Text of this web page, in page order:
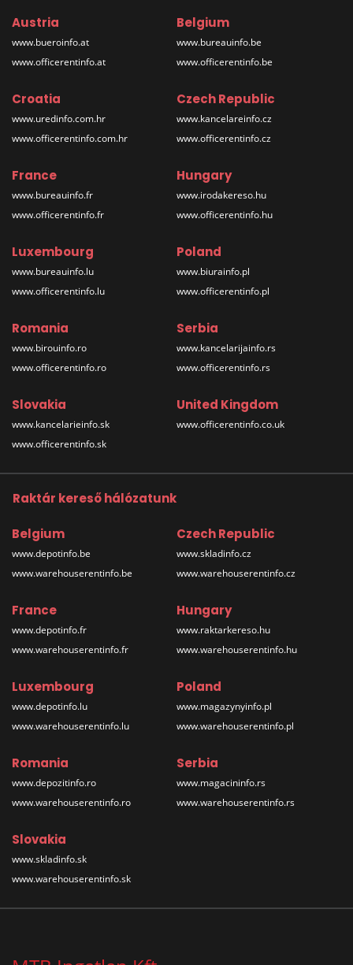
Austria
www.bueroinfo.at
www.officerentinfo.at
Belgium
www.bureauinfo.be
www.officerentinfo.be
Croatia
www.uredinfo.com.hr
www.officerentinfo.com.hr
Czech Republic
www.kancelareinfo.cz
www.officerentinfo.cz
France
www.bureauinfo.fr
www.officerentinfo.fr
Hungary
www.irodakereso.hu
www.officerentinfo.hu
Luxembourg
www.bureauinfo.lu
www.officerentinfo.lu
Poland
www.biurainfo.pl
www.officerentinfo.pl
Romania
www.birouinfo.ro
www.officerentinfo.ro
Serbia
www.kancelarijainfo.rs
www.officerentinfo.rs
Slovakia
www.kancelarieinfo.sk
www.officerentinfo.sk
United Kingdom
www.officerentinfo.co.uk
Raktár kereső hálózatunk
Belgium
www.depotinfo.be
www.warehouserentinfo.be
Czech Republic
www.skladinfo.cz
www.warehouserentinfo.cz
France
www.depotinfo.fr
www.warehouserentinfo.fr
Hungary
www.raktarkereso.hu
www.warehouserentinfo.hu
Luxembourg
www.depotinfo.lu
www.warehouserentinfo.lu
Poland
www.magazynyinfo.pl
www.warehouserentinfo.pl
Romania
www.depozitinfo.ro
www.warehouserentinfo.ro
Serbia
www.magacininfo.rs
www.warehouserentinfo.rs
Slovakia
www.skladinfo.sk
www.warehouserentinfo.sk